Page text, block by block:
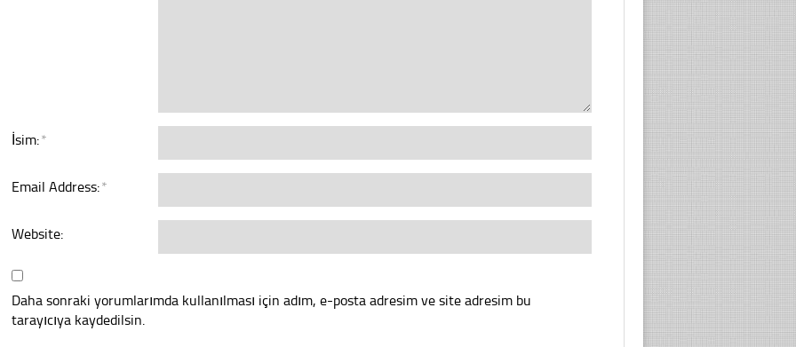
İsim:*
Email Address:*
Website:
Daha sonraki yorumlarımda kullanılması için adım, e-posta adresim ve site adresim bu
tarayıcıya kaydedilsin.